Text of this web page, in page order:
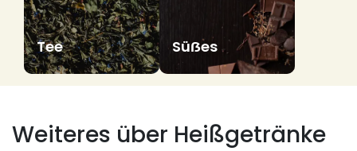
Tee Süẞes
Weiteres über Heißgetränke